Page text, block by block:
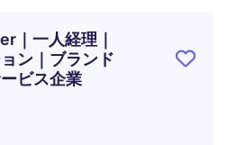
｜一人経理｜
ン｜ブランド
ビス企業